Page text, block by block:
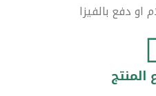
او دفع بالفيزا
المنتج